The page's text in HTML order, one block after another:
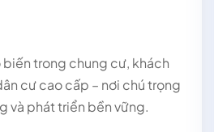
trong chung cư, khách
cư cao cấp – nơi chú trọng
và phát triển bền vững.